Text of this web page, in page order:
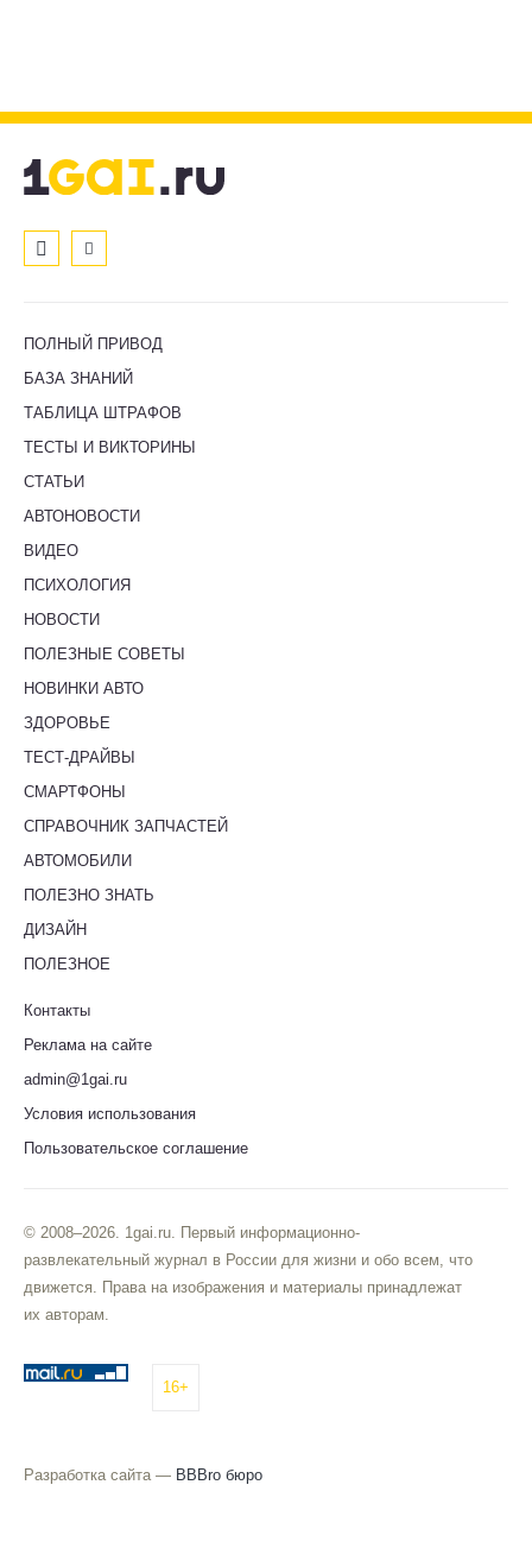
ПОЛНЫЙ ПРИВОД
БАЗА ЗНАНИЙ
ТАБЛИЦА ШТРАФОВ
ТЕСТЫ И ВИКТОРИНЫ
СТАТЬИ
АВТОНОВОСТИ
ВИДЕО
ПСИХОЛОГИЯ
НОВОСТИ
ПОЛЕЗНЫЕ СОВЕТЫ
НОВИНКИ АВТО
ЗДОРОВЬЕ
ТЕСТ-ДРАЙВЫ
СМАРТФОНЫ
СПРАВОЧНИК ЗАПЧАСТЕЙ
АВТОМОБИЛИ
ПОЛЕЗНО ЗНАТЬ
ДИЗАЙН
ПОЛЕЗНОЕ
Контакты
Реклама на сайте
admin@1gai.ru
Условия использования
Пользовательское соглашение
© 2008–2026. 1gai.ru. Первый информационно-
развлекательный журнал в России для жизни и обо всем, что
движется. Права на изображения и материалы принадлежат
их авторам.
16+
Разработка сайта — BBBro бюро